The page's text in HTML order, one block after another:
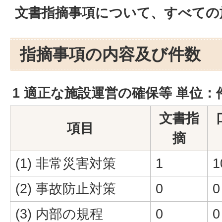
文書指摘事項について、すべて
指摘事項の内容及び件数
1 適正な施設運営の確保等 単位：
項目
文書指
摘
(1) 非常災害対策 1
(2) 事故防止対策
0
0
(3) 内部の規程
0
0